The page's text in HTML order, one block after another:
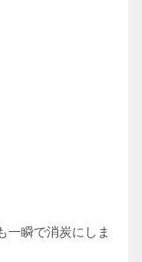
一瞬で消炭にしま